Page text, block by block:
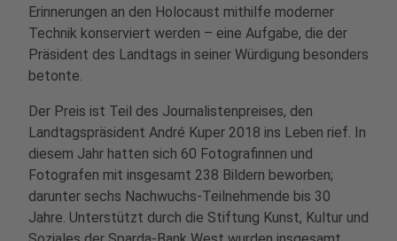
Erinnerungen an den Holocaust mithilfe moderner
Technik konserviert werden – eine Aufgabe, die der
Präsident des Landtags in seiner Würdigung besonders
betonte.
Der Preis ist Teil des Journalistenpreises, den
Landtagspräsident André Kuper 2018 ins Leben rief. In
diesem Jahr hatten sich 60 Fotografinnen und
Fotografen mit insgesamt 238 Bildern beworben;
darunter sechs Nachwuchs‑Teilnehmende bis 30
Jahre. Unterstützt durch die Stiftung Kunst, Kultur und